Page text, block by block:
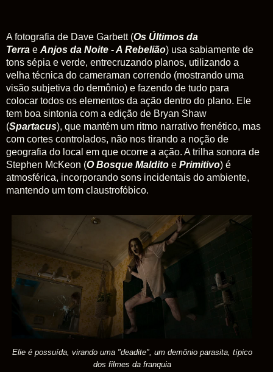
A fotografia de Dave Garbett (Os Últimos da
Terra e Anjos da Noite - A Rebelião) usa sabiamente de
tons sépia e verde, entrecruzando planos, utilizando a
velha técnica do cameraman correndo (mostrando uma
visão subjetiva do demônio) e fazendo de tudo para
colocar todos os elementos da ação dentro do plano. Ele
tem boa sintonia com a edição de Bryan Shaw
(Spartacus), que mantém um ritmo narrativo frenético, mas
com cortes controlados, não nos tirando a noção de
geografia do local em que ocorre a ação. A trilha sonora de
Stephen McKeon (O Bosque Maldito e Primitivo) é
atmosférica, incorporando sons incidentais do ambiente,
mantendo um tom claustrofóbico.
Elie é possuída, virando uma "deadite", um demônio parasita, típico
dos filmes da franquia